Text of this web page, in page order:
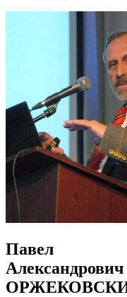
Павел
Александрович